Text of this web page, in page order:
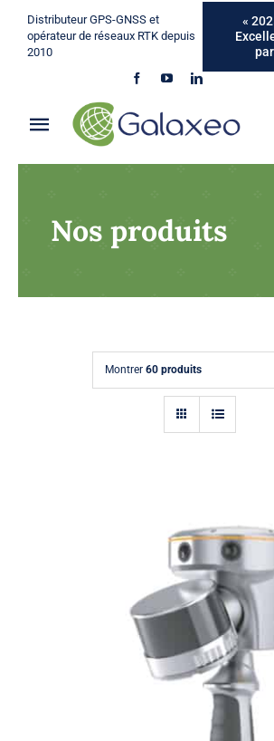
Passer
contenu
Distributeur GPS-GNSS et
opérateur de réseaux RTK depuis
2010
«
Toggle
Navigation
MétiersNos produits
Montrer 60 produits